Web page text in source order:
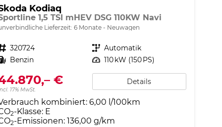
Kodiaq
1,5 TSI mHEV DSG 110KW Navi
Lieferzeit: 6 Monate Neuwagen
Fahrzeugnr. 320724 Getriebe Automatik
Kraftstoff Benzin Leistung 110 kW (150 PS)
€
17% MwSt.
Details
kombiniert: 6,00 l/100km
2-Klasse: E
2-Emissionen: 136,00 g/km